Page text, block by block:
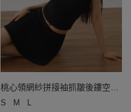
桃心領網紗拼接袖抓皺後鏤空短
版上衣(附胸墊)
S M L